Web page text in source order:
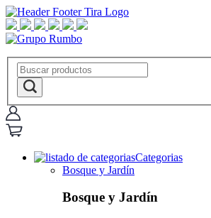
Categorias
Bosque y Jardín
Bosque y Jardín